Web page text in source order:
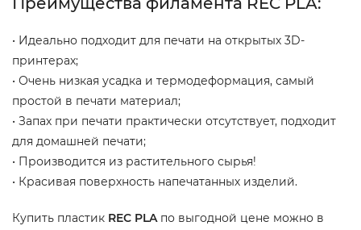
• Идеально подходит для печати на открытых 3D-
принтерах;
• Очень низкая усадка и термодеформация, самый
простой в печати материал;
• Запах при печати практически отсутствует, подходит
для домашней печати;
• Производится из растительного сырья!
• Красивая поверхность напечатанных изделий.
Купить пластик REC PLAпо выгодной цене можно в